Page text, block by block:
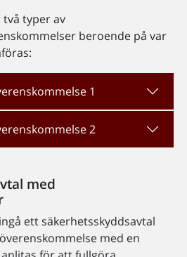
typer av
beroende på var
1
2
med
ett säkerhetsskyddsavtal
med en